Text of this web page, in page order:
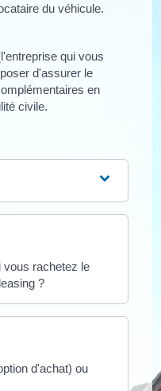
du véhicule.
qui vous
d'assurer le
en
civile.
vous rachetez le
?
d'achat) ou